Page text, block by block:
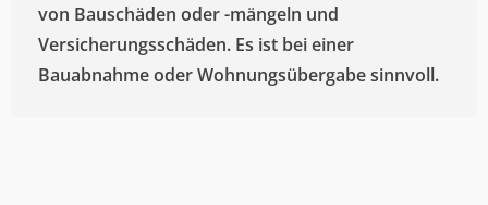
von Bauschäden oder -mängeln und
Versicherungsschäden. Es ist bei einer
Bauabnahme oder Wohnungsübergabe sinnvoll.